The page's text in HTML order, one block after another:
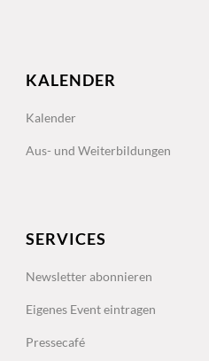
KALENDER
Kalender
Aus- und Weiterbildungen
SERVICES
Newsletter abonnieren
Eigenes Event eintragen
Pressecafé